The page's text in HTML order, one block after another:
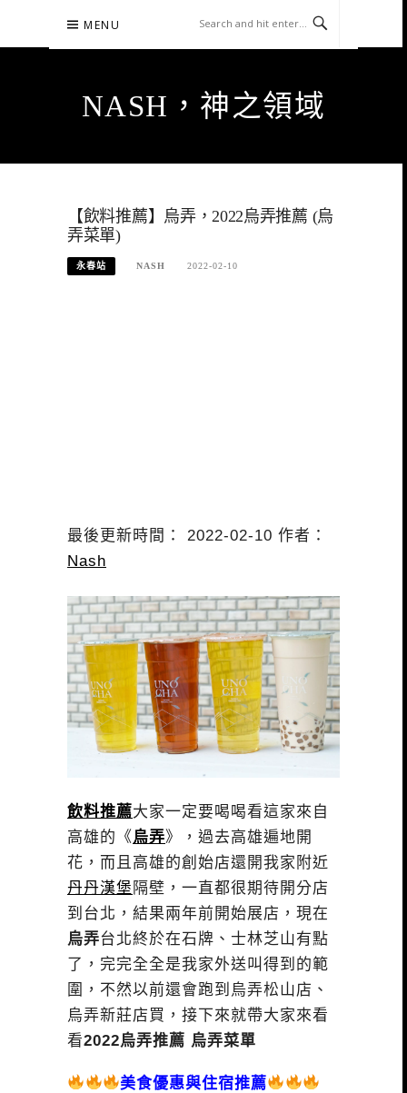
content
MENU
NASH，神之領域
【飲料推薦】烏弄，2022烏弄推薦 (烏
弄菜單)
永春站 NASH 2022-02-10
最後更新時間： 2022-02-10 作者：
Nash
飲料推薦大家一定要喝喝看這家來自
高雄的《烏弄》，過去高雄遍地開
花，而且高雄的創始店還開我家附近
丹丹漢堡 隔壁，一直都很期待開分店
到台北，結果兩年前開始展店，現在
烏弄台北終於在石牌、士林芝山有點
了，完完全全是我家外送叫得到的範
圍，不然以前還會跑到烏弄松山店、
烏弄新莊店買，接下來就帶大家來看
看2022烏弄推薦 烏弄菜單
美食優惠與住宿推薦